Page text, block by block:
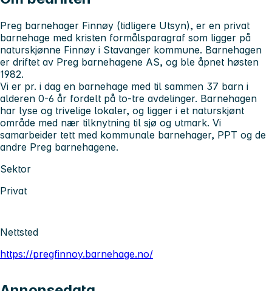
Preg barnehager Finnøy (tidligere Utsyn), er en privat
barnehage med kristen formålsparagraf som ligger på
naturskjønne Finnøy i Stavanger kommune. Barnehagen
er driftet av Preg barnehagene AS, og ble åpnet høsten
1982.
Vi er pr. i dag en barnehage med til sammen 37 barn i
alderen 0-6 år fordelt på to-tre avdelinger. Barnehagen
har lyse og trivelige lokaler, og ligger i et naturskjønt
område med nær tilknytning til sjø og utmark. Vi
samarbeider tett med kommunale barnehager, PPT og de
andre Preg barnehagene.
Sektor
Privat
Nettsted
https://pregfinnoy.barnehage.no/